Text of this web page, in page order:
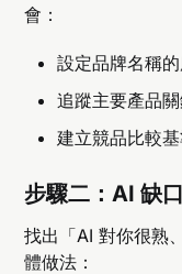
會：
設定品牌名稱的
追蹤主要產品
建立競品比較
步驟二：AI 缺
找出「AI 對你很熟
體做法：